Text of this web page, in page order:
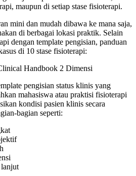
maupun di setiap stase fisioterapi.
mini dan mudah dibawa ke mana saja,
di berbagai lokasi praktik. Selain
dengan template pengisian, panduan
di 10 stase fisioterapi:
Handbook 2 Dimensi
pengisian status klinis yang
mahasiswa atau praktisi fisioterapi
kondisi pasien klinis secara
bagian seperti: